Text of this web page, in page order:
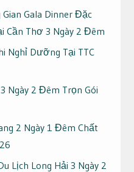
Gala Dinner Đặc
Cần Thơ 3 Ngày 2 Đêm
Nghỉ Dưỡng Tại TTC
Ngày 2 Đêm Trọn Gói
2 Ngày 1 Đêm Chất
Lịch Long Hải 3 Ngày 2